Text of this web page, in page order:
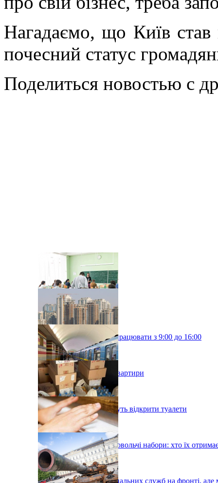
Нагадаємо, що Київ
почесний статус
Поделиться новостью с
Київські школи будуть працювати з 9:00 до 16:00
У Києві подорожчали квартири
У київському метро хочуть відкрити туалети
У Києві роздадуть продовольчі набори: хто їх
Тисячі робітників комунальних служб на фронті, але